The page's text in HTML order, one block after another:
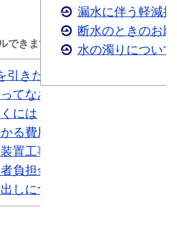
きます。
引きたい時は
てなあに？
には
る費用は
置工事事業者一覧
負担金
しについて
漏水に伴う軽減
断水のときのお
水の濁りについて